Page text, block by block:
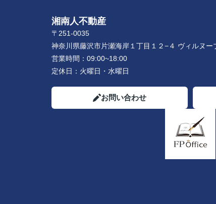
湘南人不動産
〒251-0035
神奈川県藤沢市片瀬海岸１丁目１２−４ ヴィルヌー
営業時間： 09:00~18:00
定休日： 火曜日・水曜日
お問い合わせ